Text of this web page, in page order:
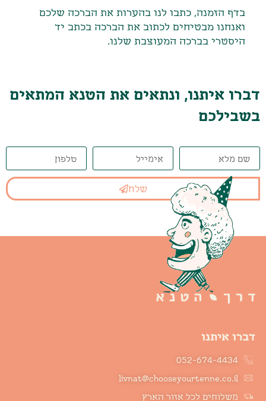
בדף הזמנה, כתבו לנו בהערות את הברכה שלכם
ואנחנו מבטיחים לכתוב את הברכה בכתב יד
היסטרי בברכה המעוצבת שלנו.
דברו איתנו, ונתאים את הטנא המתאים
בשבילכם
שלח
דברו איתנו
052-674-4434
livnat@chooseyourtenne.co.il
משלוחים לכל אזור הארץ